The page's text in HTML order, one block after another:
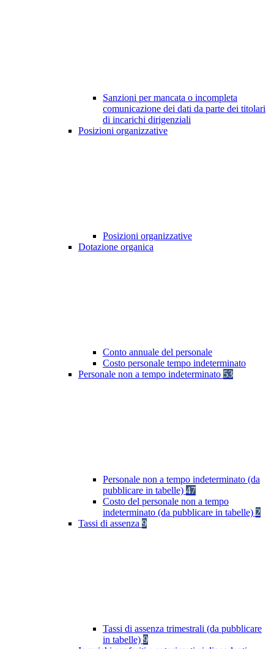
Sanzioni per mancata o incompleta
comunicazione dei dati da parte dei titolari
di incarichi dirigenziali
Posizioni organizzative
Posizioni organizzative
Dotazione organica
Conto annuale del personale
Costo personale tempo indeterminato
Personale non a tempo indeterminato 53
Personale non a tempo indeterminato (da
pubblicare in tabelle) 47
Costo del personale non a tempo
indeterminato (da pubblicare in tabelle) 2
Tassi di assenza 9
Tassi di assenza trimestrali (da pubblicare
in tabelle) 9